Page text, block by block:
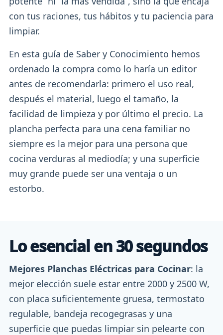
con tus raciones, tus hábitos y tu paciencia para
limpiar.
En esta guía de Saber y Conocimiento hemos
ordenado la compra como lo haría un editor
antes de recomendarla: primero el uso real,
después el material, luego el tamaño, la
facilidad de limpieza y por último el precio. La
plancha perfecta para una cena familiar no
siempre es la mejor para una persona que
cocina verduras al mediodía; y una superficie
muy grande puede ser una ventaja o un
estorbo.
Lo esencial en 30 segundos
Mejores Planchas Eléctricas para Cocinar: la
mejor elección suele estar entre 2000 y 2500 W,
con placa suficientemente gruesa, termostato
regulable, bandeja recogegrasas y una
superficie que puedas limpiar sin pelearte con